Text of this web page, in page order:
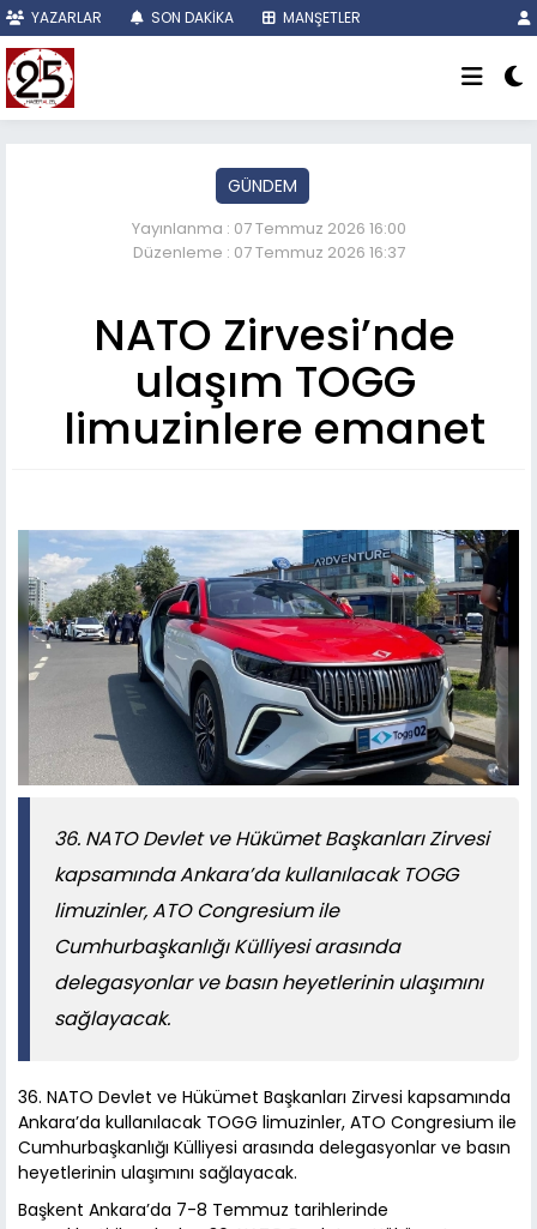
YAZARLAR SON DAKİKA MANŞETLER
GÜNDEM
Yayınlanma : 07 Temmuz 2026 16:00
Düzenleme : 07 Temmuz 2026 16:37
NATO Zirvesi’nde
ulaşım TOGG
limuzinlere emanet
36. NATO Devlet ve Hükümet Başkanları Zirvesi
kapsamında Ankara’da kullanılacak TOGG
limuzinler, ATO Congresium ile
Cumhurbaşkanlığı Külliyesi arasında
delegasyonlar ve basın heyetlerinin ulaşımını
sağlayacak.
36. NATO Devlet ve Hükümet Başkanları Zirvesi kapsamında
Ankara’da kullanılacak TOGG limuzinler, ATO Congresium ile
Cumhurbaşkanlığı Külliyesi arasında delegasyonlar ve basın
heyetlerinin ulaşımını sağlayacak.
Başkent Ankara’da 7-8 Temmuz tarihlerinde